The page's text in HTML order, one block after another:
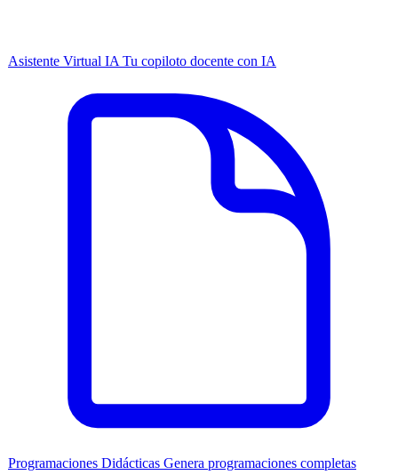
Asistente Virtual IA Tu copiloto docente con IA
Programaciones Didácticas Genera programaciones completas